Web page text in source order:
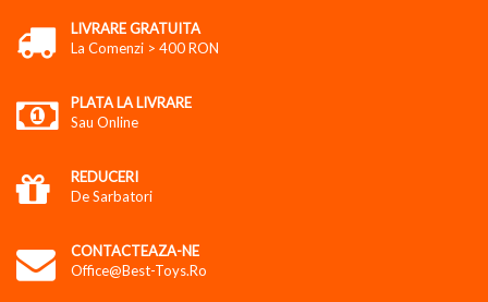
LIVRARE GRATUITA
La Comenzi > 400 RON
PLATA LA LIVRARE
Sau Online
REDUCERI
De Sarbatori
CONTACTEAZA-NE
Office@best-Toys.ro